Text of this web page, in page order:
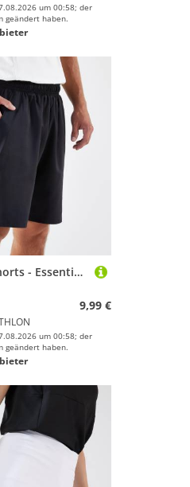
um 00:58; der
geändert haben.
Herren Tennisshorts - Essential schwarz
9,99 €
um 00:58; der
geändert haben.